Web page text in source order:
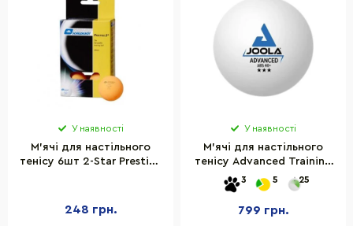
У наявності
М'ячі для настільного
тенісу 6шт 2-Star Prestige
248 грн.
У наявності
М'ячі для настільного
тенісу Advanced Training
40+ Joola 930811, 24 шт
3 5 25
799 грн.